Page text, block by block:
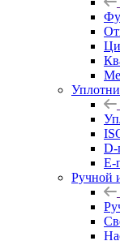
D-
Е-
Ручной